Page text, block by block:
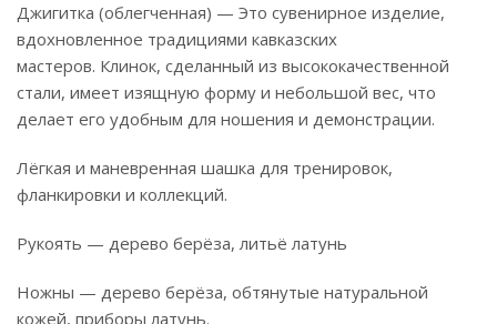
Джигитка (облегченная) — Это сувенирное изделие,
вдохновленное традициями кавказских
мастеров. Клинок, сделанный из высококачественной
стали, имеет изящную форму и небольшой вес, что
делает его удобным для ношения и демонстрации.
Лёгкая и маневренная шашка для тренировок,
фланкировки и коллекций.
Рукоять — дерево берёза, литьё латунь
Ножны — дерево берёза, обтянутые натуральной
кожей, приборы латунь.